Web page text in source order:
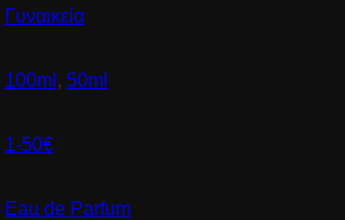
Γυναικεία
100ml , 50ml
1-50€
Eau de Parfum